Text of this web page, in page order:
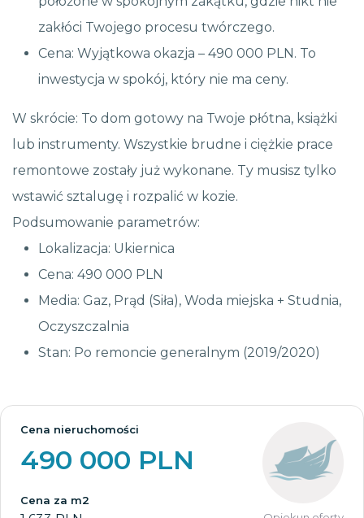
zakłóci Twojego procesu twórczego.
Cena: Wyjątkowa okazja – 490 000 PLN. To
inwestycja w spokój, który nie ma ceny.
W skrócie: To dom gotowy na Twoje płótna, książki
lub instrumenty. Wszystkie brudne i ciężkie prace
remontowe zostały już wykonane. Ty musisz tylko
wstawić sztalugę i rozpalić w kozie.
Podsumowanie parametrów:
Lokalizacja: Ukiernica
Cena: 490 000 PLN
Media: Gaz, Prąd (Siła), Woda miejska + Studnia,
Oczyszczalnia
Stan: Po remoncie generalnym (2019/2020)
Cena nieruchomości
490 000 PLN
Cena za m2